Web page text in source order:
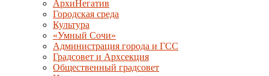
АрхиНегатив
Городская среда
Культура
«Умный Сочи»
Администрация города и ГСС
Градсовет и Архсекция
Общественный градсовет